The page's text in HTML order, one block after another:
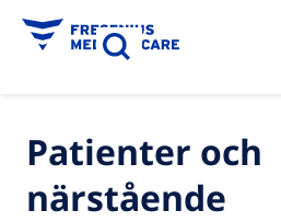
Patienter och
närstående